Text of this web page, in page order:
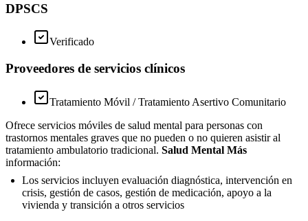
DPSCS
Verificado
Proveedores de servicios clínicos
Tratamiento Móvil / Tratamiento Asertivo Comunitario
Ofrece servicios móviles de salud mental para personas con
trastornos mentales graves que no pueden o no quieren asistir al
tratamiento ambulatorio tradicional. Salud Mental Más
información:
Los servicios incluyen evaluación diagnóstica, intervención en
crisis, gestión de casos, gestión de medicación, apoyo a la
vivienda y transición a otros servicios